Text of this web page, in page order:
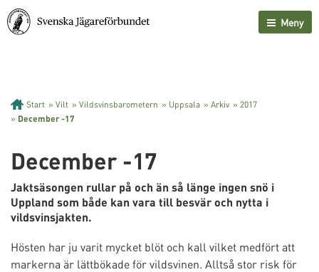
Meny
Start » Vilt » Vildsvinsbarometern » Uppsala » Arkiv » 2017
» December -17
December -17
Jaktsäsongen rullar på och än så länge ingen snö i
Uppland som både kan vara till besvär och nytta i
vildsvinsjakten.
Hösten har ju varit mycket blöt och kall vilket medfört att
markerna är lättbökade för vildsvinen. Alltså stor risk för